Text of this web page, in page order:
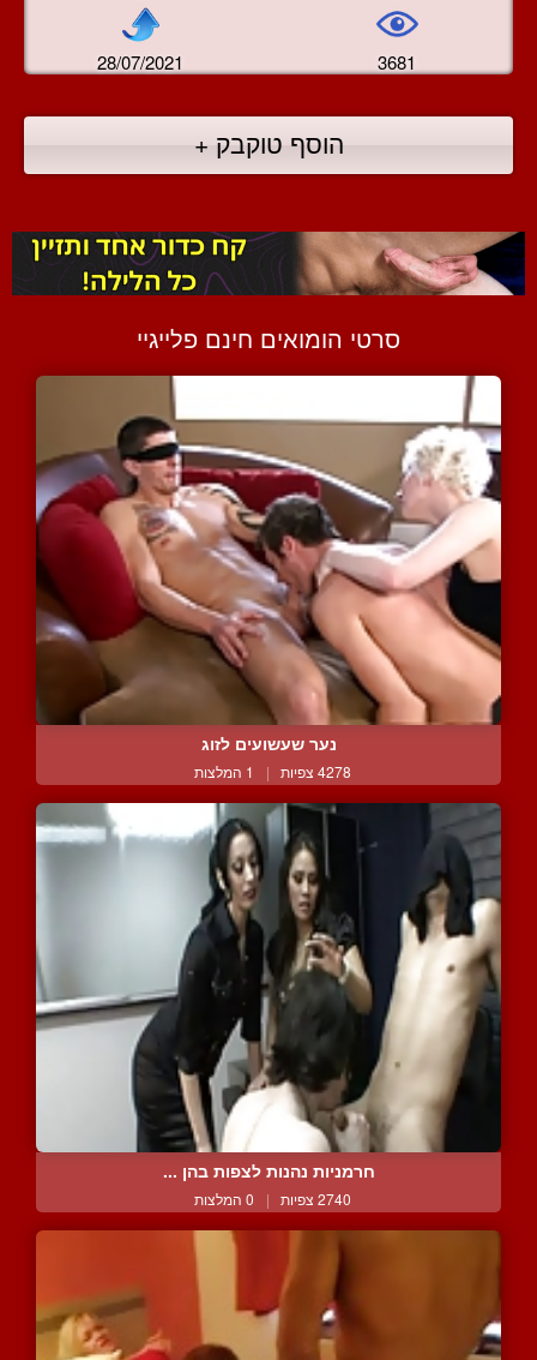
28/07/2021 3681
הוסף טוקבק +
סרטי הומואים חינם פלייגיי
נער שעשועים לזוג
4278 צפיות | 1 המלצות
חרמניות נהנות לצפות בהן ...
2740 צפיות | 0 המלצות